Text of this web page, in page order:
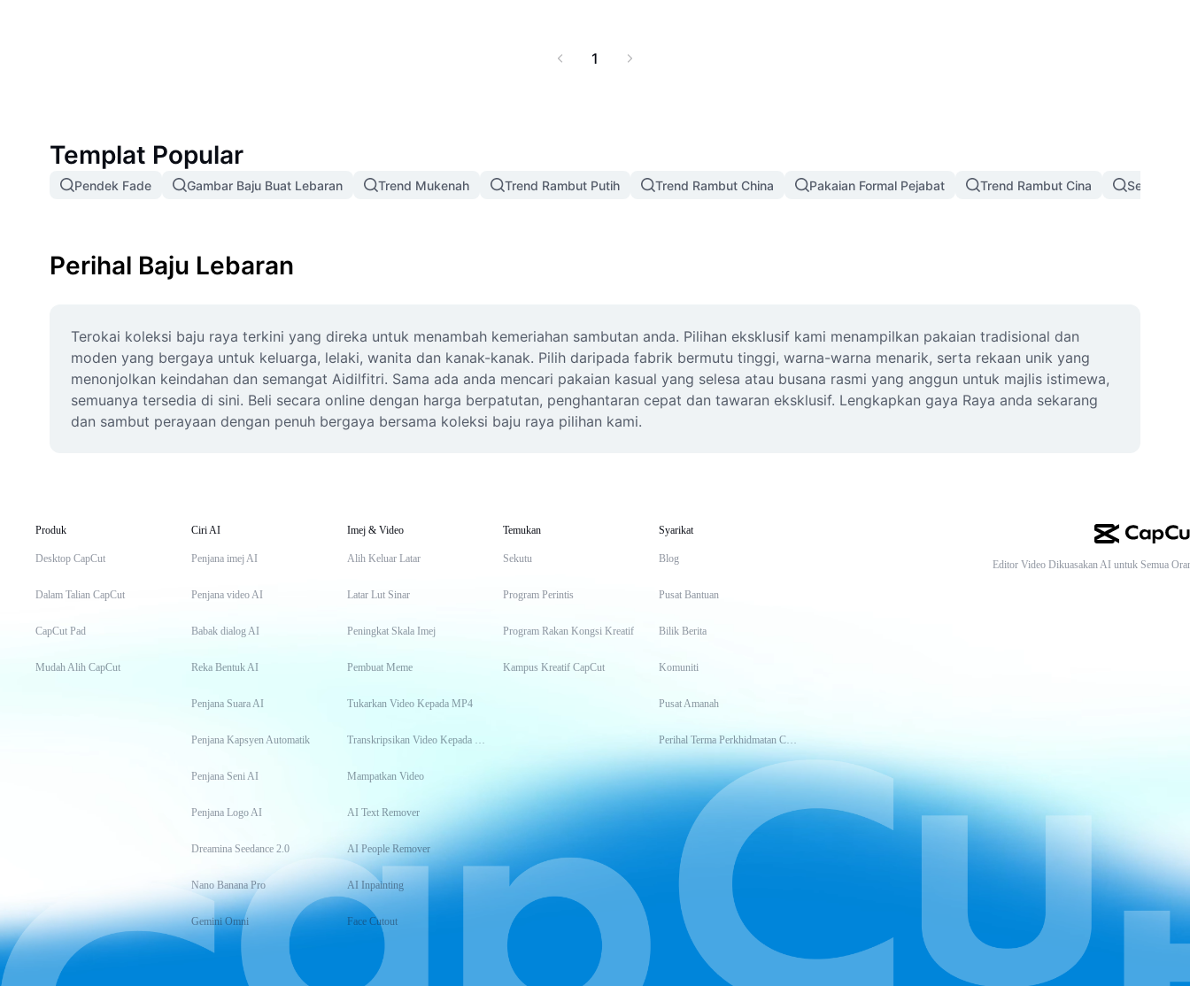
1
Templat Popular
Pendek Fade Gambar Baju Buat Lebaran Trend Mukenah Trend Rambut Putih Trend Rambut China Pakaian Formal Pejabat Trend Rambut Cina Sesi
Perihal Baju Lebaran
Terokai koleksi baju raya terkini yang direka untuk menambah kemeriahan sambutan anda. Pilihan eksklusif kami menampilkan pakaian tradisional dan
moden yang bergaya untuk keluarga, lelaki, wanita dan kanak-kanak. Pilih daripada fabrik bermutu tinggi, warna-warna menarik, serta rekaan unik yang
menonjolkan keindahan dan semangat Aidilfitri. Sama ada anda mencari pakaian kasual yang selesa atau busana rasmi yang anggun untuk majlis istimewa,
semuanya tersedia di sini. Beli secara online dengan harga berpatutan, penghantaran cepat dan tawaran eksklusif. Lengkapkan gaya Raya anda sekarang
dan sambut perayaan dengan penuh bergaya bersama koleksi baju raya pilihan kami.
Produk
Desktop CapCut
Dalam Talian CapCut
CapCut Pad
Mudah Alih CapCut
Ciri AI
Penjana imej AI
Penjana video AI
Babak dialog AI
Reka Bentuk AI
Penjana Suara AI
Penjana Kapsyen Automatik
Penjana Seni AI
Penjana Logo AI
Dreamina Seedance 2.0
Nano Banana Pro
Gemini Omni
Imej & Video
Alih Keluar Latar
Latar Lut Sinar
Peningkat Skala Imej
Pembuat Meme
Tukarkan Video Kepada MP4
Transkripsikan Video Kepada Teks
Mampatkan Video
AI Text Remover
AI People Remover
AI Inpainting
Face Cutout
Temukan
Sekutu
Program Perintis
Program Rakan Kongsi Kreatif
Kampus Kreatif CapCut
Syarikat
Blog
Pusat Bantuan
Bilik Berita
Komuniti
Pusat Amanah
Perihal Terma Perkhidmatan CapCut
Editor Video Dikuasakan AI untuk Semua